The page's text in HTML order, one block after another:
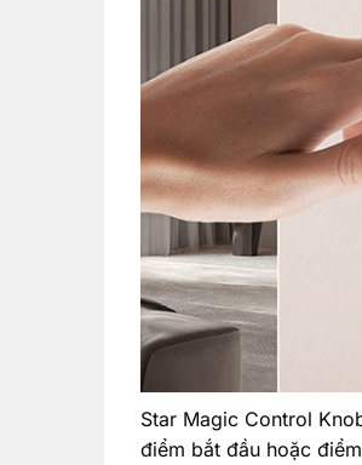
Star Magic Control
điểm bắt đầu hoặc